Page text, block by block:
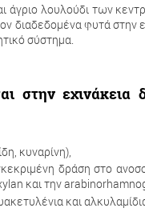
άγριο λουλούδι των
διαδεδομένα φυτά στην
σύστημα.
στην εχινάκεια
κυναρίνη),
δράση στο
και την
και